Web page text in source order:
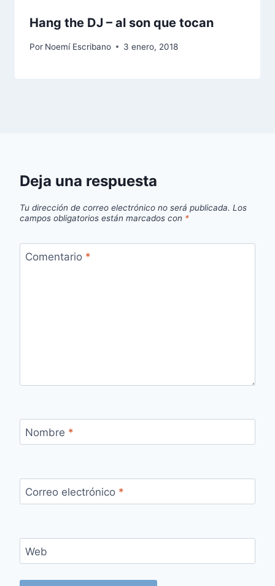
Hang the DJ – al son que tocan
Por Noemí Escribano 3 enero, 2018
Deja una respuesta
Tu dirección de correo electrónico no será publicada. Los
campos obligatorios están marcados con *
Comentario *
Nombre *
Correo electrónico *
Web